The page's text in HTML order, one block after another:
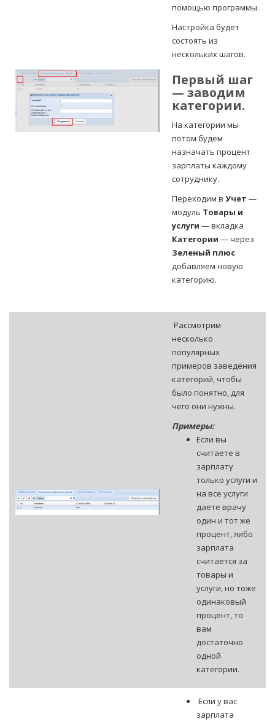
помощью программы.
Настройка будет
состоять из
нескольких шагов.
Первый шаг
— заводим
категории.
На категории мы
потом будем
назначать процент
зарплаты каждому
сотруднику.
Переходим в Учет —
модуль Товары и
услуги — вкладка
Категории — через
Зеленый плюс
добавляем новую
категорию.
Рассмотрим
несколько
популярных
примеров заведения
категорий, чтобы
было понятно, для
чего они нужны.
Примеры:
Если вы
считаете в
зарплату
только услуги и
на все услуги
даете врачу
один и тот же
процент, либо
зарплата
считается за
товары и
услуги, но тоже
одинаковый
процент, то
вам
достаточно
одной
категории.
Если у вас
зарплата